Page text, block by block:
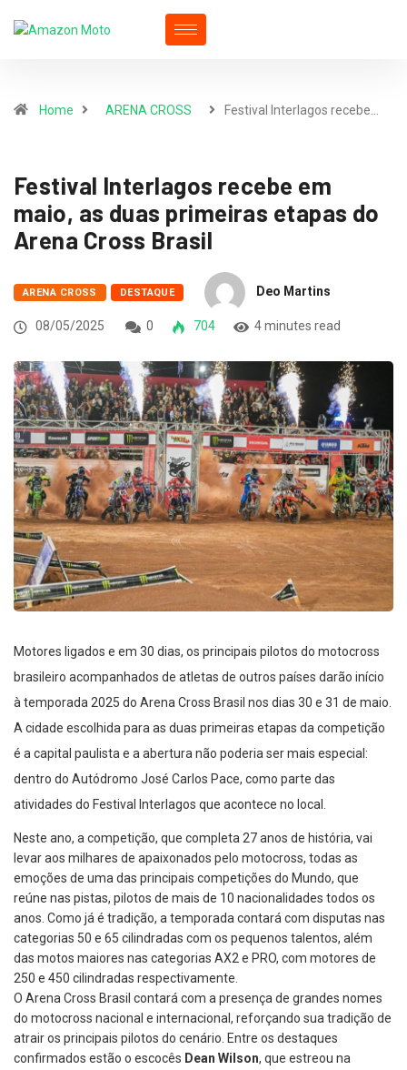
Home ARENA CROSS Festival Interlagos recebe…
Festival Interlagos recebe em
maio, as duas primeiras etapas do
Arena Cross Brasil
ARENA CROSS DESTAQUE Deo Martins
08/05/2025 0 704 4 minutes read
Motores ligados e em 30 dias, os principais pilotos do motocross
brasileiro acompanhados de atletas de outros países darão início
à temporada 2025 do Arena Cross Brasil nos dias 30 e 31 de maio.
A cidade escolhida para as duas primeiras etapas da competição
é a capital paulista e a abertura não poderia ser mais especial:
dentro do Autódromo José Carlos Pace, como parte das
atividades do Festival Interlagos que acontece no local.
Neste ano, a competição, que completa 27 anos de história, vai
levar aos milhares de apaixonados pelo motocross, todas as
emoções de uma das principais competições do Mundo, que
reúne nas pistas, pilotos de mais de 10 nacionalidades todos os
anos. Como já é tradição, a temporada contará com disputas nas
categorias 50 e 65 cilindradas com os pequenos talentos, além
das motos maiores nas categorias AX2 e PRO, com motores de
250 e 450 cilindradas respectivamente.
O Arena Cross Brasil contará com a presença de grandes nomes
do motocross nacional e internacional, reforçando sua tradição de
atrair os principais pilotos do cenário. Entre os destaques
confirmados estão o escocês Dean Wilson, que estreou na